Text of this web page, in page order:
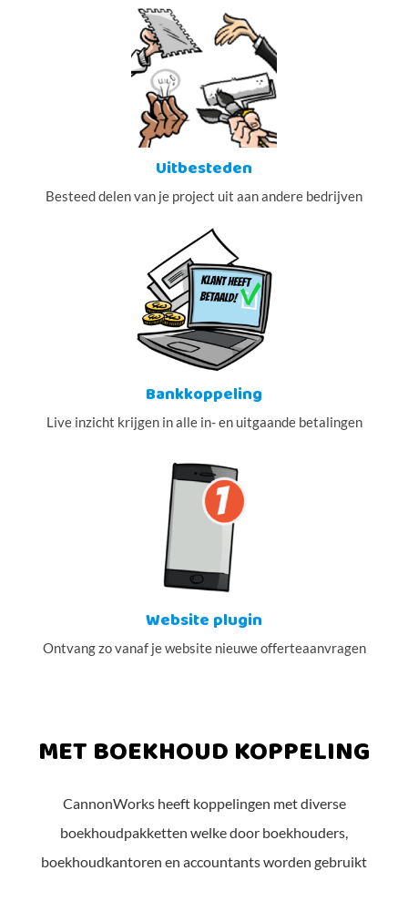
Uitbesteden
Besteed delen van je project uit aan andere bedrijven
Bankkoppeling
Live inzicht krijgen in alle in- en uitgaande betalingen
Website plugin
Ontvang zo vanaf je website nieuwe offerteaanvragen
MET BOEKHOUD KOPPELING
CannonWorks heeft koppelingen met diverse
boekhoudpakketten welke door boekhouders,
boekhoudkantoren en accountants worden gebruikt